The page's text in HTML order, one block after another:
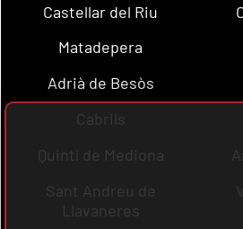
Castellar del Riu
Matadepera
Adrià de Besòs
Cabrils
Quintí de Mediona
Sant Andreu de
Llavaneres